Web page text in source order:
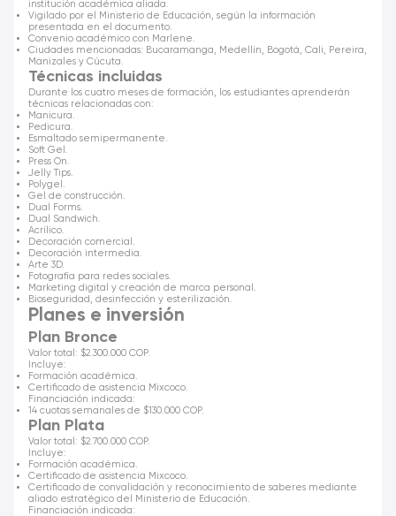
institución académica aliada.
Vigilado por el Ministerio de Educación, según la información
presentada en el documento.
Convenio académico con Marlene.
Ciudades mencionadas: Bucaramanga, Medellín, Bogotá, Cali, Pereira,
Manizales y Cúcuta.
Técnicas incluidas
Durante los cuatro meses de formación, los estudiantes aprenderán
técnicas relacionadas con:
Manicura.
Pedicura.
Esmaltado semipermanente.
Soft Gel.
Press On.
Jelly Tips.
Polygel.
Gel de construcción.
Dual Forms.
Dual Sandwich.
Acrílico.
Decoración comercial.
Decoración intermedia.
Arte 3D.
Fotografía para redes sociales.
Marketing digital y creación de marca personal.
Bioseguridad, desinfección y esterilización.
Planes e inversión
Plan Bronce
Valor total: $2.300.000 COP.
Incluye:
Formación académica.
Certificado de asistencia Mixcoco.
Financiación indicada:
14 cuotas semanales de $130.000 COP.
Plan Plata
Valor total: $2.700.000 COP.
Incluye:
Formación académica.
Certificado de asistencia Mixcoco.
Certificado de convalidación y reconocimiento de saberes mediante
aliado estratégico del Ministerio de Educación.
Financiación indicada: